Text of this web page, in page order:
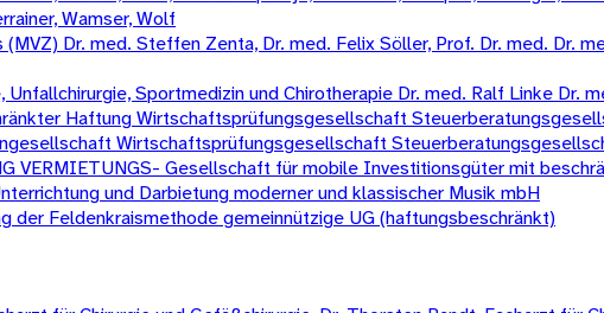
Wamser, Wolf
Dr. med. Steffen Zenta, Dr. med. Felix Söller, Prof. Dr. med. Dr.
Sportmedizin und Chirotherapie Dr. med. Ralf Linke Dr.
Haftung Wirtschaftsprüfungsgesellschaft
Wirtschaftsprüfungsgesellschaft
VERMIETUNGS- Gesellschaft für mobile Investitionsgüter mit
und Darbietung moderner und klassischer Musik mbH
der Feldenkraismethode gemeinnützige UG (haftungsbeschränkt)